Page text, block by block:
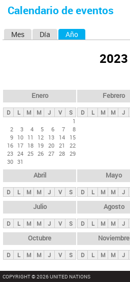
d
usted
Calendario de eventos
s
p
n
c
i
p
l
e
s
Mes Día Año
2023
Enero
D L M M J V
S
1
2
3 4 5 6 7
8
9 10 11 12 13 14
15
16 17 18 19 20 21
22
23 24 25 26 27 28 29
30 31
Febrero
D L M M J
Abril
D L M M J V S
Mayo
D L M M J
Julio
D L M M J V S
Agosto
D L M M J
Octubre
D L M M J V S
Noviembre
D L M M J
COPYRIGHT © 2026 UNITED NATIONS